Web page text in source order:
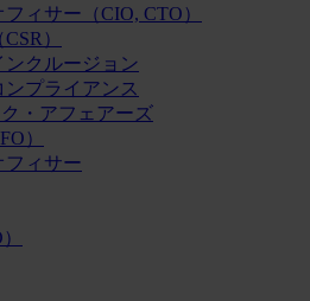
ィサー（CIO, CTO）
）
ンクルージョン
プライアンス
・アフェアーズ
）
フィサー